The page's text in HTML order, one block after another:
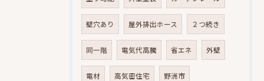
壁穴あり 屋外排出ホース ２つ続き
同一階 電気代高騰 省エネ 外壁
電材 高気密住宅 野洲市